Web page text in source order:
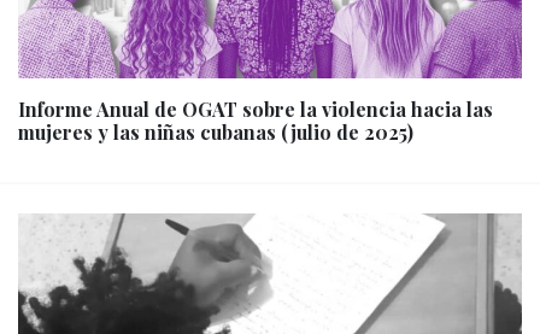
Informe Anual de OGAT sobre la violencia hacia las
mujeres y las niñas cubanas (julio de 2025)